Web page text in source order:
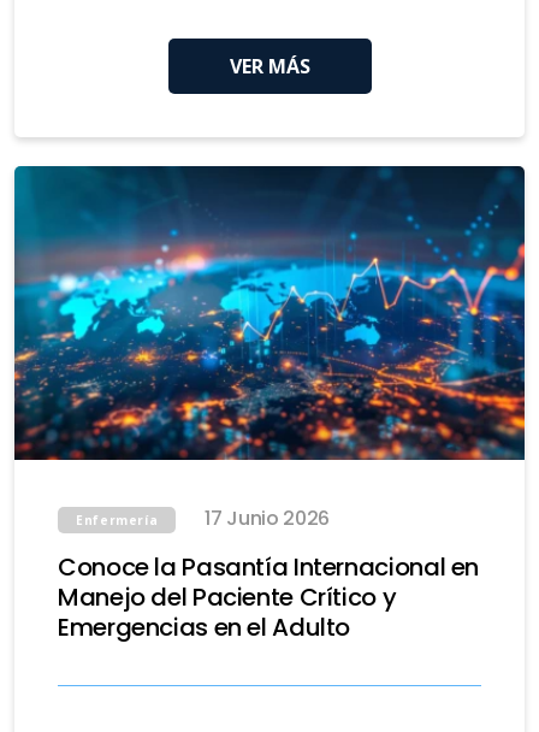
VER MÁS
Enfermería 17 Junio 2026
Conoce la Pasantía Internacional en
Manejo del Paciente Crítico y
Emergencias en el Adulto